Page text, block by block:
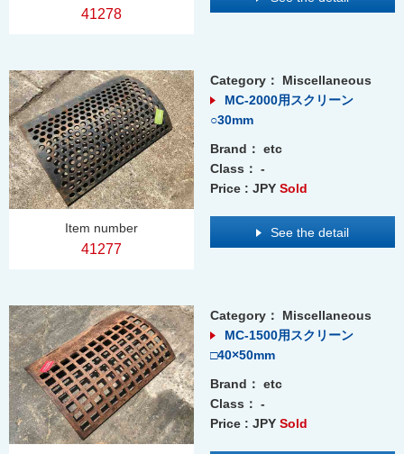
41278
Item number
41277
Category：
Miscellaneous
MC-2000用スクリーン
○30mm
Brand： etc
Class： -
Price : JPY Sold
See the detail
Category：
Miscellaneous
MC-1500用スクリーン
□40×50mm
Brand： etc
Class： -
Price : JPY Sold